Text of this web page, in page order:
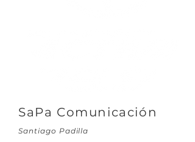
SaPa Comunicación
Santiago Padilla